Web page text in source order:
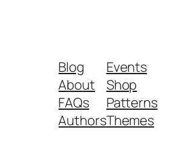
Blog
About
FAQs
Authors
Events
Shop
Patterns
Themes